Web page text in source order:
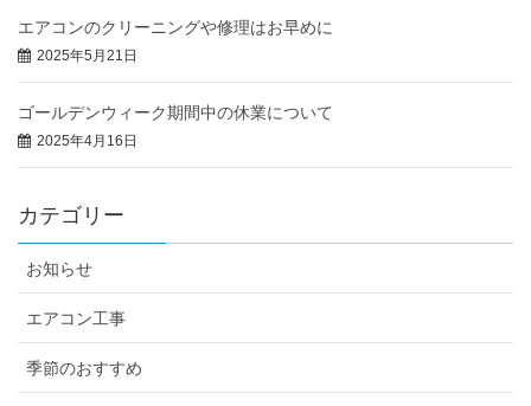
エアコンのクリーニングや修理はお早めに
2025年5月21日
ゴールデンウィーク期間中の休業について
2025年4月16日
カテゴリー
お知らせ
エアコン工事
季節のおすすめ